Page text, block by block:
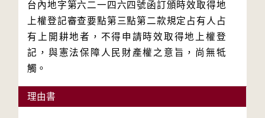
台內地字第六二一四六四號函訂頒時效取得地
上權登記審查要點第三點第二款規定占有人占
有上開耕地者，不得申請時效取得地上權登
記，與憲法保障人民財產權之意旨，尚無牴
觸。
理由書